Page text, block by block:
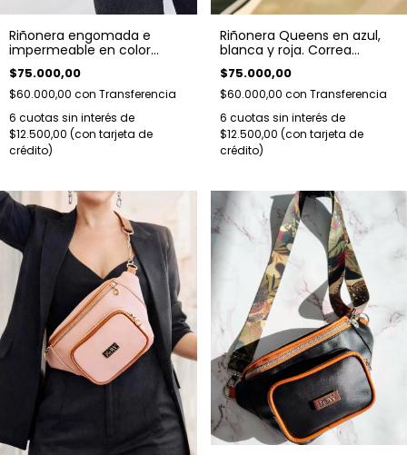
Riñonera engomada e
impermeable en color
arena
$75.000,00
$60.000,00 con Transferencia
6 cuotas sin interés de
$12.500,00
Riñonera Queens en azul,
blanca y roja. Correa
regulable.
$75.000,00
$60.000,00 con Transferencia
6 cuotas sin interés de
$12.500,00